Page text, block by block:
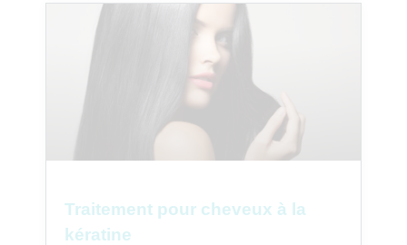
Traitement pour cheveux à la
kératine